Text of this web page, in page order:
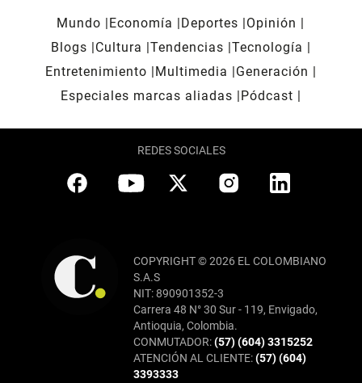
Mundo Economía Deportes
Opinión
Blogs
Cultura Tendencias Tecnología
Entretenimiento
Multimedia
Generación
Especiales marcas aliadas
Pódcast
REDES SOCIALES
COPYRIGHT © 2026 EL COLOMBIANO
S.A.S
NIT: 890901352-3
Carrera 48 N° 30 Sur - 119, Envigado,
Antioquia, Colombia.
CONMUTADOR:(57) (604) 3315252
ATENCIÓN AL CLIENTE:(57) (604)
3393333